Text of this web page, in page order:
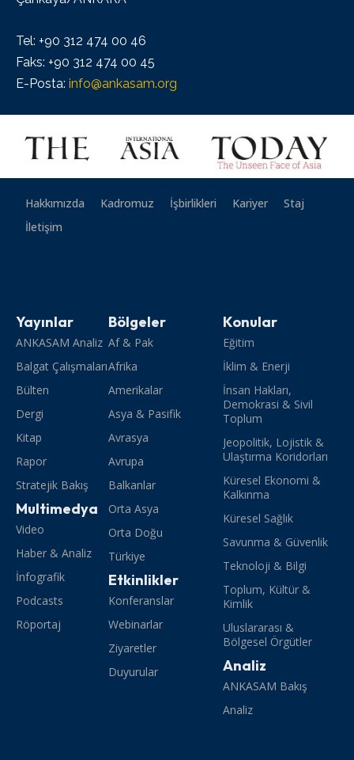
Tel: +90 312 474 00 46
Faks: +90 312 474 00 45
E-Posta: info@ankasam.org
Hakkımızda Kadromuz İşbirlikleri Kariyer
Staj
İletişim
Yayınlar
ANKASAM Analiz
Balgat Çalışmaları
Bülten
Dergi
Kitap
Rapor
Stratejik Bakış
Multimedya
Video
Haber & Analiz
İnfografik
Podcasts
Röportaj
Bölgeler
Af & Pak
Afrika
Amerikalar
Asya & Pasifik
Avrasya
Avrupa
Balkanlar
Orta Asya
Orta Doğu
Türkiye
Etkinlikler
Konferanslar
Webinarlar
Ziyaretler
Duyurular
Konular
Eğitim
İklim & Enerji
İnsan Hakları,
Demokrasi & Sivil
Toplum
Jeopolitik, Lojistik &
Ulaştırma Koridorları
Küresel Ekonomi &
Kalkınma
Küresel Sağlık
Savunma & Güvenlik
Teknoloji & Bilgi
Toplum, Kültür &
Kimlik
Uluslararası &
Bölgesel Örgütler
Analiz
ANKASAM Bakış
Analiz